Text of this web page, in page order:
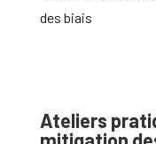
des biais
Ateliers